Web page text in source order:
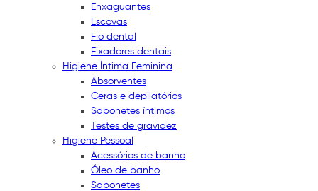
Enxaguantes
Escovas
Fio dental
Fixadores dentais
Higiene Íntima Feminina
Absorventes
Ceras e depilatórios
Sabonetes íntimos
Testes de gravidez
Higiene Pessoal
Acessórios de banho
Óleo de banho
Sabonetes